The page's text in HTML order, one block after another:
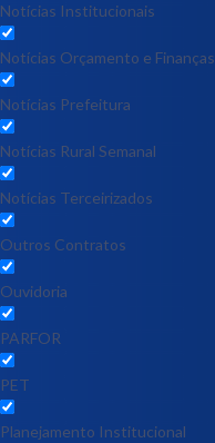
Notícias Institucionais
Notícias Orçamento e Finanças
Notícias Prefeitura
Notícias Rural Semanal
Notícias Terceirizados
Outros Contratos
Ouvidoria
PARFOR
PET
Planejamento Institucional